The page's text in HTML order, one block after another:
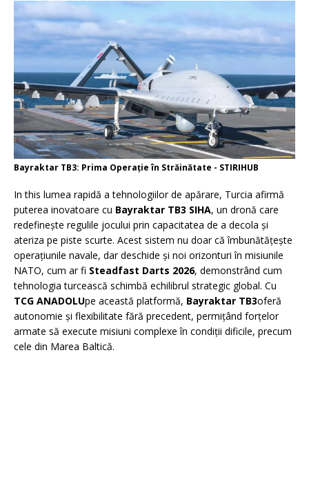
Bayraktar TB3: Prima Operație în Străinătate - STIRIHUB
In this lumea rapidă a tehnologiilor de apărare, Turcia afirmă
puterea inovatoare cu Bayraktar TB3 SIHA, un dronă care
redefinește regulile jocului prin capacitatea de a decola și
ateriza pe piste scurte. Acest sistem nu doar că îmbunătățește
operațiunile navale, dar deschide și noi orizonturi în misiunile
NATO, cum ar fi Steadfast Darts 2026, demonstrând cum
tehnologia turcească schimbă echilibrul strategic global. Cu
TCG ANADOLUpe această platformă, Bayraktar TB3oferă
autonomie și flexibilitate fără precedent, permițând forțelor
armate să execute misiuni complexe în condiții dificile, precum
cele din Marea Baltică.